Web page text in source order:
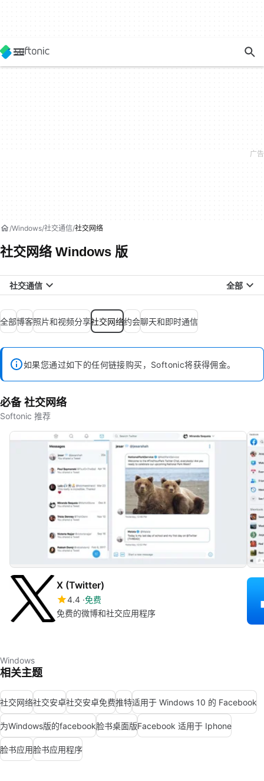
Windows 社交通信 社交网络
社交网络 Windows 版
社交通信 全部
全部博客照片和视频分享社交网络约会聊天和即时通信
如果您通过如下的任何链接购买，Softonic将获得佣金。
必备 社交网络
Softonic 推荐
X (Twitter)
4.4 免费
免费的微博和社交应用程序
Windows
相关主题
社交网络社交安卓社交安卓免费推特适用于 Windows 10 的 Facebook
为Windows版的facebook脸书桌面版Facebook 适用于 Iphone
脸书应用脸书应用程序